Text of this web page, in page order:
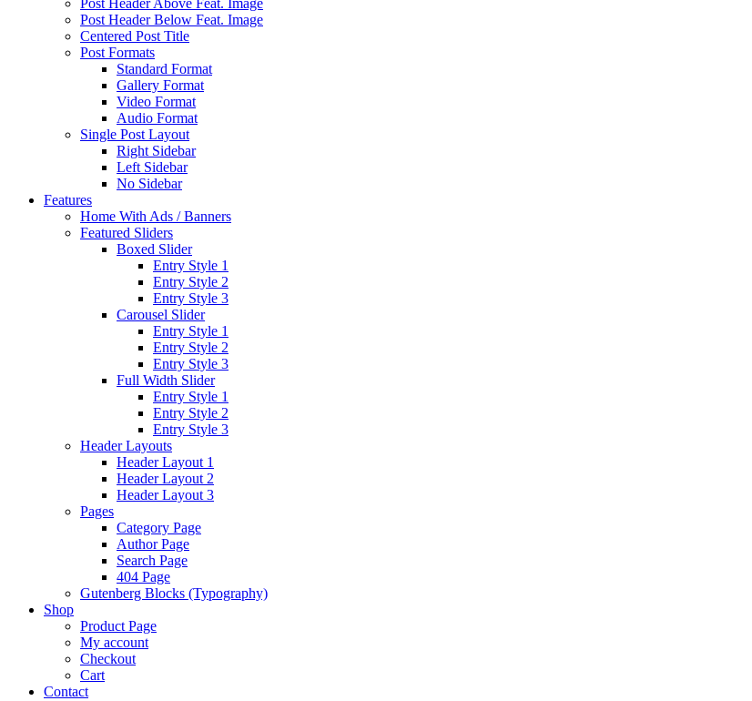
Post Header Above Feat. Image
Post Header Below Feat. Image
Centered Post Title
Post Formats
Standard Format
Gallery Format
Video Format
Audio Format
Single Post Layout
Right Sidebar
Left Sidebar
No Sidebar
Features
Home With Ads / Banners
Featured Sliders
Boxed Slider
Entry Style 1
Entry Style 2
Entry Style 3
Carousel Slider
Entry Style 1
Entry Style 2
Entry Style 3
Full Width Slider
Entry Style 1
Entry Style 2
Entry Style 3
Header Layouts
Header Layout 1
Header Layout 2
Header Layout 3
Pages
Category Page
Author Page
Search Page
404 Page
Gutenberg Blocks (Typography)
Shop
Product Page
My account
Checkout
Cart
Contact